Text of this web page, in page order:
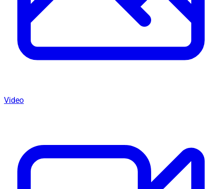
Video